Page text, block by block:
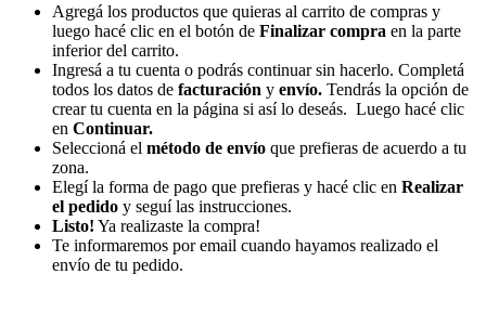
Agregá los productos que quieras al carrito de compras y
luego hacé clic en el botón de Finalizar compra en la parte
inferior del carrito.
Ingresá a tu cuenta o podrás continuar sin hacerlo. Completá
todos los datos de facturación y envío. Tendrás la opción de
crear tu cuenta en la página si así lo deseás. Luego hacé clic
en Continuar.
Seleccioná el método de envío que prefieras de acuerdo a tu
zona.
Elegí la forma de pago que prefieras y hacé clic en Realizar
el pedido y seguí las instrucciones.
Listo! Ya realizaste la compra!
Te informaremos por email cuando hayamos realizado el
envío de tu pedido.